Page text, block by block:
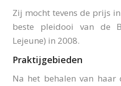
Zij mocht tevens de prijs
beste pleidooi van de
Lejeune) in 2008.
Praktijgebieden
Na het behalen van